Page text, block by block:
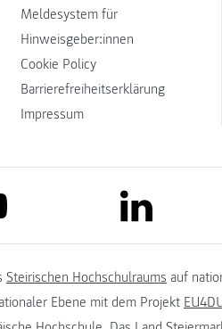
Meldesystem für
Hinweisgeber:innen
Cookie Policy
Barrierefreiheitserklärung
Impressum
link to youtube link to
Steirischen Hochschulraums auf
Ebene mit dem Projekt